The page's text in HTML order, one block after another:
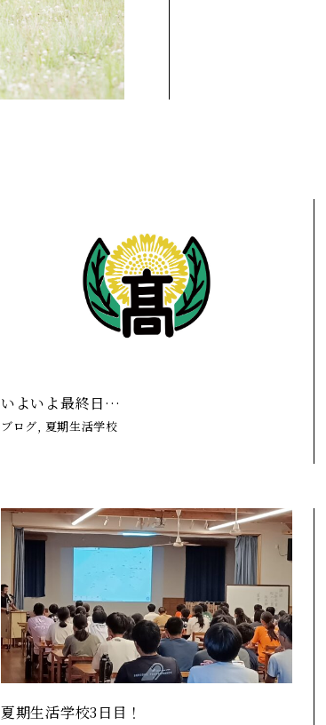
いよいよ最終日…
ブログ, 夏期生活学校
夏期生活学校3日目！